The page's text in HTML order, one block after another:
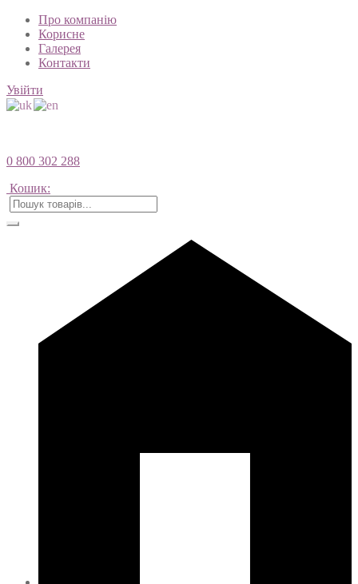
Про компанію
Корисне
Галерея
Контакти
Увійти
0 800 302 288
Кошик: